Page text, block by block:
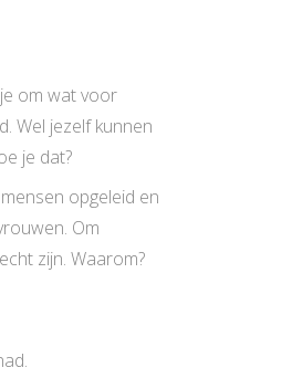
om wat voor
Wel jezelf kunnen
je dat?
opgeleid en
Om
zijn. Waarom?